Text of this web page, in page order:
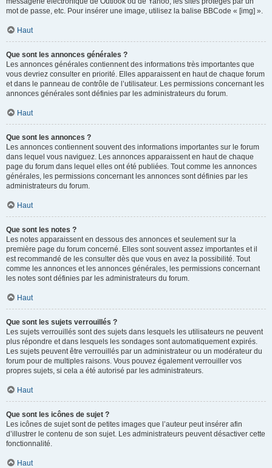
mot de passe, etc. Pour insérer une image, utilisez la balise BBCode « [img] ».
Haut
Que sont les annonces générales ?
Les annonces générales contiennent des informations très importantes que
vous devriez consulter en priorité. Elles apparaissent en haut de chaque forum
et dans le panneau de contrôle de l’utilisateur. Les permissions concernant les
annonces générales sont définies par les administrateurs du forum.
Haut
Que sont les annonces ?
Les annonces contiennent souvent des informations importantes sur le forum
dans lequel vous naviguez. Les annonces apparaissent en haut de chaque
page du forum dans lequel elles ont été publiées. Tout comme les annonces
générales, les permissions concernant les annonces sont définies par les
administrateurs du forum.
Haut
Que sont les notes ?
Les notes apparaissent en dessous des annonces et seulement sur la
première page du forum concerné. Elles sont souvent assez importantes et il
est recommandé de les consulter dès que vous en avez la possibilité. Tout
comme les annonces et les annonces générales, les permissions concernant
les notes sont définies par les administrateurs du forum.
Haut
Que sont les sujets verrouillés ?
Les sujets verrouillés sont des sujets dans lesquels les utilisateurs ne peuvent
plus répondre et dans lesquels les sondages sont automatiquement expirés.
Les sujets peuvent être verrouillés par un administrateur ou un modérateur du
forum pour de multiples raisons. Vous pouvez également verrouiller vos
propres sujets, si cela a été autorisé par les administrateurs.
Haut
Que sont les icônes de sujet ?
Les icônes de sujet sont de petites images que l’auteur peut insérer afin
d’illustrer le contenu de son sujet. Les administrateurs peuvent désactiver cette
fonctionnalité.
Haut